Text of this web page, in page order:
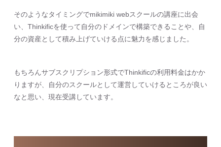
そのようなタイミングでmikimiki webスクールの講座に出会
い、Thinkificを使って自分のドメインで構築できることや、自
分の資産として積み上げていける点に魅力を感じました。
もちろんサブスクリプション形式でThinkificの利用料金はかか
りますが、自分のスクールとして運営していけるところが良い
なと思い、現在受講しています。